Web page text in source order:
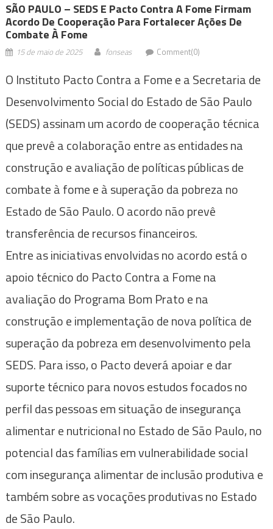
SÃO PAULO – SEDS E Pacto Contra A Fome Firmam
Acordo De Cooperação Para Fortalecer Ações De
Combate À Fome
15 de maio de 2025 fonseas Comment(0)
O Instituto Pacto Contra a Fome e a Secretaria de
Desenvolvimento Social do Estado de São Paulo
(SEDS) assinam um acordo de cooperação técnica
que prevê a colaboração entre as entidades na
construção e avaliação de políticas públicas de
combate à fome e à superação da pobreza no
Estado de São Paulo. O acordo não prevê
transferência de recursos financeiros.
Entre as iniciativas envolvidas no acordo está o
apoio técnico do Pacto Contra a Fome na
avaliação do Programa Bom Prato e na
construção e implementação de nova política de
superação da pobreza em desenvolvimento pela
SEDS. Para isso, o Pacto deverá apoiar e dar
suporte técnico para novos estudos focados no
perfil das pessoas em situação de insegurança
alimentar e nutricional no Estado de São Paulo, no
potencial das famílias em vulnerabilidade social
com insegurança alimentar de inclusão produtiva e
também sobre as vocações produtivas no Estado
de São Paulo.